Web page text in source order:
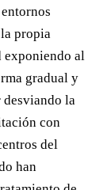
propia
exponiendo al
gradual y
desviando la
con
del
han